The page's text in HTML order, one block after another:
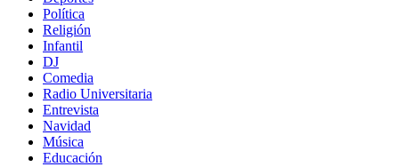
Política
Religión
Infantil
DJ
Comedia
Radio Universitaria
Entrevista
Navidad
Música
Educación